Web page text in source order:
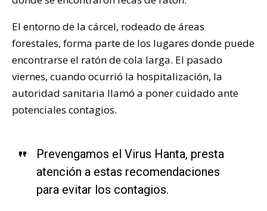
El entorno de la cárcel, rodeado de áreas
forestales, forma parte de los lugares donde puede
encontrarse el ratón de cola larga. El pasado
viernes, cuando ocurrió la hospitalización, la
autoridad sanitaria llamó a poner cuidado ante
potenciales contagios.
Prevengamos el Virus Hanta, presta
atención a estas recomendaciones
para evitar los contagios.